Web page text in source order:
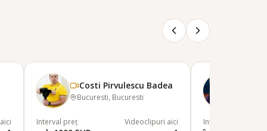
Costi Pirvulescu Badea
Bucuresti, Bucuresti
Interval preț Videoclipuri aici Interval preț